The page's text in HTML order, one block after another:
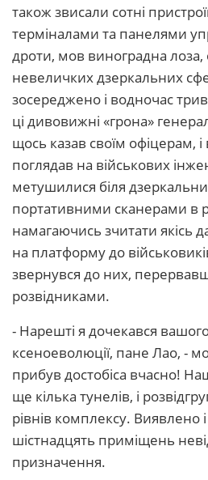
також звисали сотні
терміналами та панелями
дроти, мов виноградна лоза,
невеличких дзеркальних
зосереджено і водночас
ці дивовижні «грона»
щось казав своїм офіцерам,
поглядав на військових
метушилися біля
портативними сканерами в
намагаючись зчитати якісь
на платформу до
звернувся до них,
розвідниками.
- Нарешті я дочекався
ксеноеволюції, пане Лао, -
прибув достобіса вчасно!
ще кілька тунелів, і
рівнів комплексу. Виявлено
шістнадцять приміщень
призначення.